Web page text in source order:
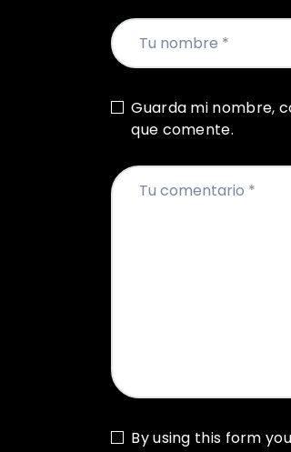
Guarda mi nombre,
que comente.
By using this form